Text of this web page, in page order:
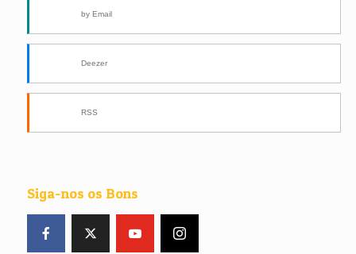
by Email
Deezer
RSS
Siga-nos os Bons